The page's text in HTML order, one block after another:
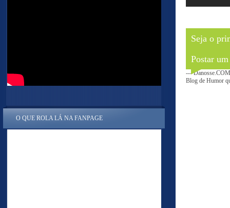
Seja o
Postar
---
Blog de Humor
O QUE ROLA LÁ NA FANPAGE